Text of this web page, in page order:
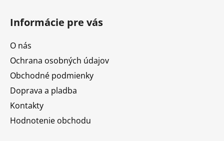
Informácie pre vás
O nás
Ochrana osobných údajov
Obchodné podmienky
Doprava a pladba
Kontakty
Hodnotenie obchodu